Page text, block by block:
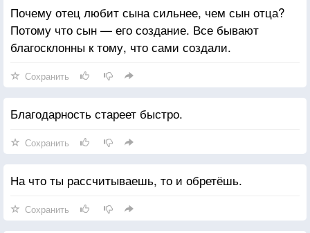
Почему отец любит сына сильнее, чем сын отца?
Потому что сын — его создание. Все бывают
благосклонны к тому, что сами создали.
Сохранить
Благодарность стареет быстро.
Сохранить
На что ты рассчитываешь, то и обретёшь.
Сохранить